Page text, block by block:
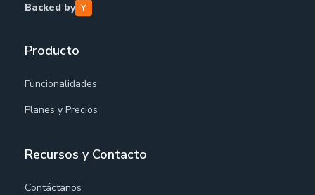
Backed by
Producto
Funcionalidades
Planes y Precios
Recursos y Contacto
Contáctanos